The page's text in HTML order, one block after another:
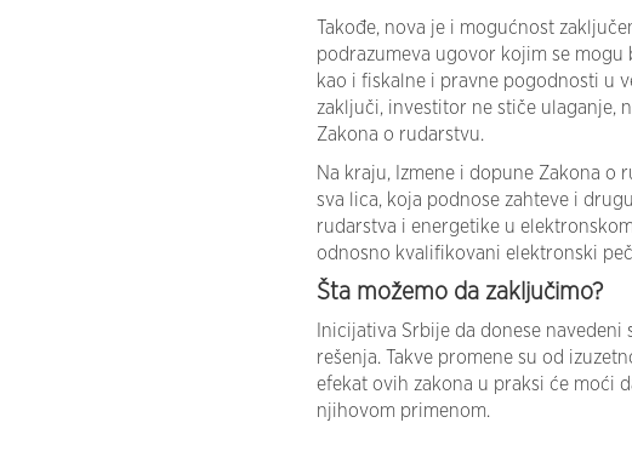
Takođe, nova je i mogućnost
podrazumeva ugovor kojim se
kao i fiskalne i pravne pogodnosti u
zaključi, investitor ne stiče ulaganje,
Zakona o rudarstvu.
Na kraju, Izmene i dopune Zakona o
sva lica, koja podnose zahteve i
rudarstva i energetike u
odnosno kvalifikovani elektronski
Šta možemo da zaključimo?
Inicijativa Srbije da donese
rešenja. Takve promene su od
efekat ovih zakona u praksi će moći
njihovom primenom.